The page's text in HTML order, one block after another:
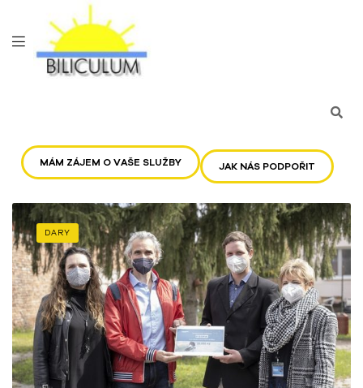
MÁM ZÁJEM O VAŠE SLUŽBY JAK NÁS PODPOŘIT
DARY